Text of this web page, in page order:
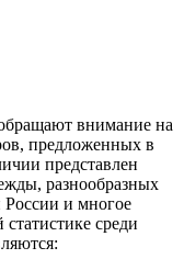
внимание на
предложенных в
представлен
разнообразных
России и многое
среди